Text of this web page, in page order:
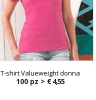
T-shirt Valueweight donna
100 pz > € 4,55